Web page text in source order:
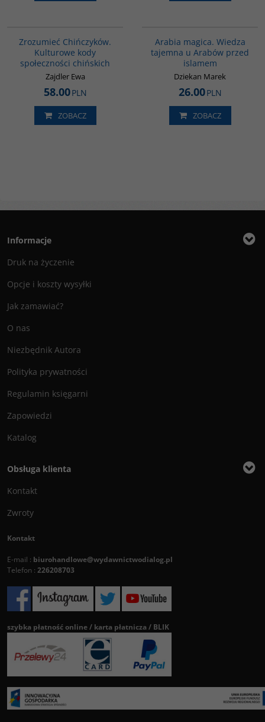
Zrozumieć Chińczyków.
Kulturowe kody
społeczności chińskich
Zajdler Ewa
58.00PLN
ZOBACZ
Arabia magica. Wiedza
tajemna u Arabów przed
islamem
Dziekan Marek
26.00PLN
ZOBACZ
Informacje
Druk na życzenie
Opcje i koszty wysyłki
Jak zamawiać?
O nas
Niezbędnik Autora
Polityka prywatności
Regulamin księgarni
Zapowiedzi
Katalog
Obsługa klienta
Kontakt
Zwroty
Kontakt
E-mail : biurohandlowe@wydawnictwodialog.pl
Telefon : 226208703
szybka płatność online / karta płatnicza / BLIK